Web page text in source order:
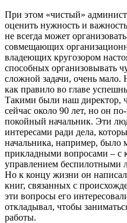
При этом «чистый»
оценить нужность и
не всегда может
совмещающих
владеющих кругозором
способных организовывать
сложной задачи, очень
как правило во главе
Такими были наш директор,
сейчас около 90 лет, но он
покойный начальник. Эти
интересами ради дела,
начальника, например, было
прикладными вопросами – с
управлением беспилотными
Но к концу жизни он
книг, связанных с
эти вопросы его
откладывал, чтобы
работы.